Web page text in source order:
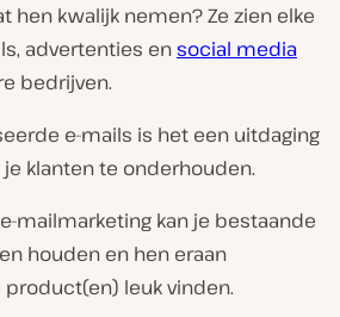
hen kwalijk nemen? Ze zien elke
advertenties ensocial media
bedrijven.
e-mails is het een uitdaging
klanten te onderhouden.
mailmarketing kan je bestaande
houden en hen eraan
leuk vinden.